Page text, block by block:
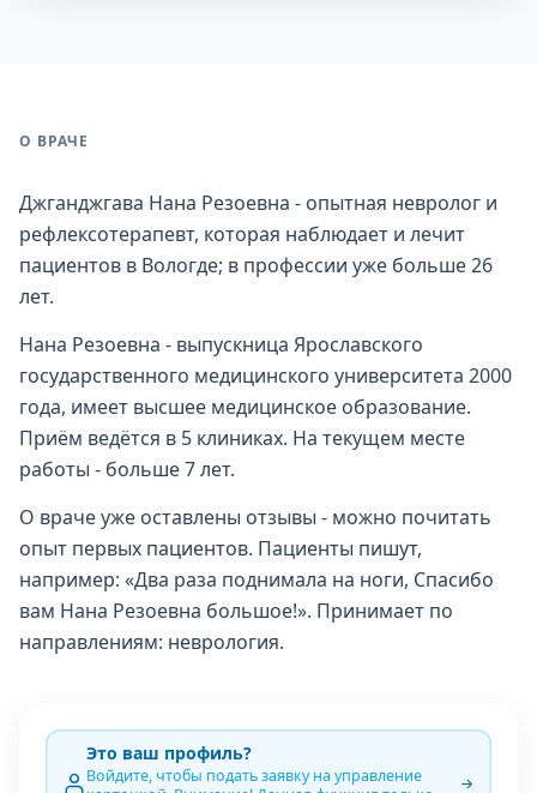
О ВРАЧЕ
Джганджгава Нана Резоевна - опытная невролог и
рефлексотерапевт, которая наблюдает и лечит
пациентов в Вологде; в профессии уже больше 26
лет.
Нана Резоевна - выпускница Ярославского
государственного медицинского университета 2000
года, имеет высшее медицинское образование.
Приём ведётся в 5 клиниках. На текущем месте
работы - больше 7 лет.
О враче уже оставлены отзывы - можно почитать
опыт первых пациентов. Пациенты пишут,
например: «Два раза поднимала на ноги, Спасибо
вам Нана Резоевна большое!». Принимает по
направлениям: неврология.
Это ваш профиль?
Войдите, чтобы подать заявку на управление